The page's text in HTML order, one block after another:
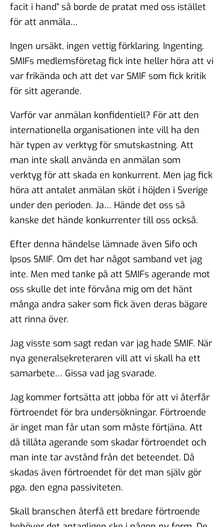
facit i hand” så borde de pratat med oss istället
för att anmäla…
Ingen ursäkt, ingen vettig förklaring. Ingenting.
SMIFs medlemsföretag fick inte heller höra att vi
var frikända och att det var SMIF som fick kritik
för sitt agerande.
Varför var anmälan konfidentiell? För att den
internationella organisationen inte vill ha den
här typen av verktyg för smutskastning. Att
man inte skall använda en anmälan som
verktyg för att skada en konkurrent. Men jag fick
höra att antalet anmälan sköt i höjden i Sverige
under den perioden. Ja… Hände det oss så
kanske det hände konkurrenter till oss också.
Efter denna händelse lämnade även Sifo och
Ipsos SMIF. Om det har något samband vet jag
inte. Men med tanke på att SMIFs agerande mot
oss skulle det inte förvåna mig om det hänt
många andra saker som fick även deras bägare
att rinna över.
Jag visste som sagt redan var jag hade SMIF. När
nya generalsekreteraren vill att vi skall ha ett
samarbete… Gissa vad jag svarade.
Jag kommer fortsätta att jobba för att vi återfår
förtroendet för bra undersökningar. Förtroende
är inget man får utan som måste förtjäna. Att
då tillåta agerande som skadar förtroendet och
man inte tar avstånd från det beteendet. Då
skadas även förtroendet för det man själv gör
pga. den egna passiviteten.
Skall branschen återfå ett bredare förtroende